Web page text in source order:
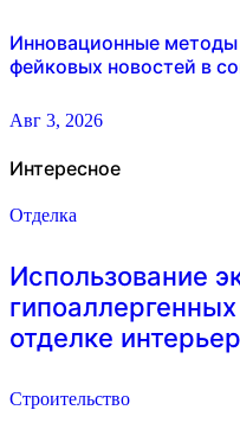
Инновационные
фейковых новостей в
Авг 3, 2026
Интересное
Отделка
Использование
отделке
Строительство